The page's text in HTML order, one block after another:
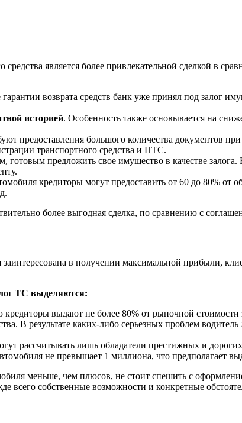
является более привлекательной сделкой в
гарантии возврата средств банк уже принял под залог
историей. Особенность также основывается на
предоставления большого количества документов
транспортного средства и ПТС.
готовым предложить свое имущество в качестве залога.
кредиторы могут предоставить от 60 до 80%
более выгодная сделка, по сравнению с
в получении максимальной прибыли,
ТС выделяются:
кредиторы выдают не более 80% от рыночной
В результате каких-либо серьезных проблем
рассчитывать лишь обладатели престижных и
не превышает 1 миллиона, что предполагает
меньше, чем плюсов, не стоит спешить с
всего собственные возможности и конкретные